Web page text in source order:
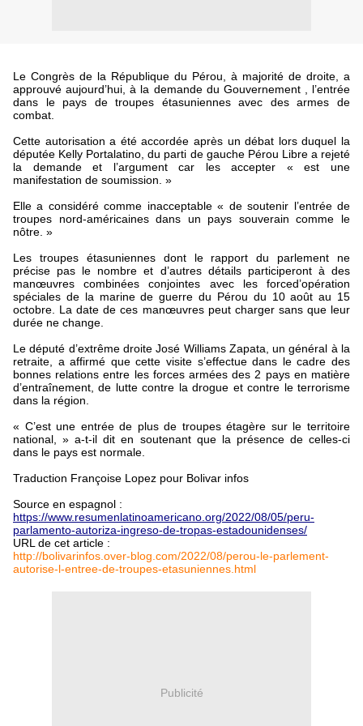
Le Congrès de la République du Pérou, à majorité de droite, a
approuvé aujourd’hui, à la demande du Gouvernement , l’entrée
dans le pays de troupes étasuniennes avec des armes de
combat.
Cette autorisation a été accordée après un débat lors duquel la
députée Kelly Portalatino, du parti de gauche Pérou Libre a rejeté
la demande et l’argument car les accepter « est une
manifestation de soumission. »
Elle a considéré comme inacceptable « de soutenir l’entrée de
troupes nord-américaines dans un pays souverain comme le
nôtre. »
Les troupes étasuniennes dont le rapport du parlement ne
précise pas le nombre et d’autres détails participeront à des
manœuvres combinées conjointes avec les forced’opération
spéciales de la marine de guerre du Pérou du 10 août au 15
octobre. La date de ces manœuvres peut charger sans que leur
durée ne change.
Le député d’extrême droite José Williams Zapata, un général à la
retraite, a affirmé que cette visite s’effectue dans le cadre des
bonnes relations entre les forces armées des 2 pays en matière
d’entraînement, de lutte contre la drogue et contre le terrorisme
dans la région.
« C’est une entrée de plus de troupes étagère sur le territoire
national, » a-t-il dit en soutenant que la présence de celles-ci
dans le pays est normale.
Traduction Françoise Lopez pour Bolivar infos
Source en espagnol :
https://www.resumenlatinoamericano.org/2022/08/05/peru-
parlamento-autoriza-ingreso-de-tropas-estadounidenses/
URL de cet article :
http://bolivarinfos.over-blog.com/2022/08/perou-le-parlement-
autorise-l-entree-de-troupes-etasuniennes.html
Publicité